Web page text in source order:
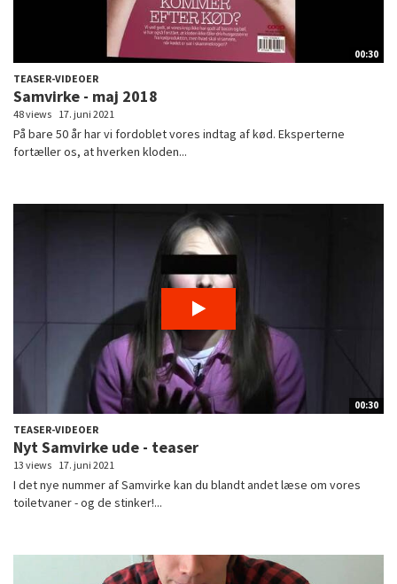
00:30
TEASER-VIDEOER
Samvirke - maj 2018
48 views 17. juni 2021
På bare 50 år har vi fordoblet vores indtag af kød. Eksperterne
fortæller os, at hverken kloden...
00:30
TEASER-VIDEOER
Nyt Samvirke ude - teaser
13 views 17. juni 2021
I det nye nummer af Samvirke kan du blandt andet læse om vores
toiletvaner - og de stinker!...